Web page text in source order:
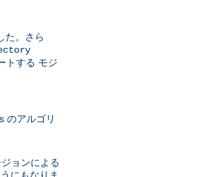
た。さら
トする モジ
のアルゴリ
ョンによる